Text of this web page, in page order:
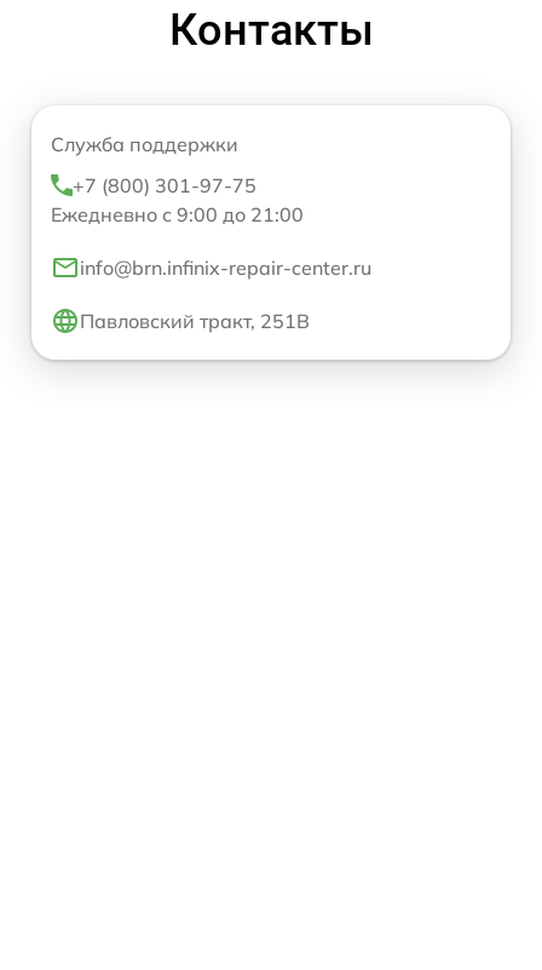
Контакты
Служба поддержки
+7 (800) 301-97-75
Ежедневно с 9:00 до 21:00
info@brn.infinix-repair-center.ru
Павловский тракт, 251В